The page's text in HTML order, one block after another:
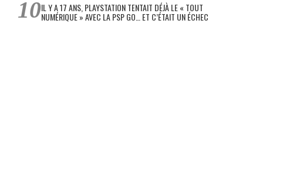
IL Y A 17 ANS, PLAYSTATION TENTAIT DÉJÀ LE « TOUT
NUMÉRIQUE » AVEC LA PSP GO… ET C’ÉTAIT UN ÉCHEC